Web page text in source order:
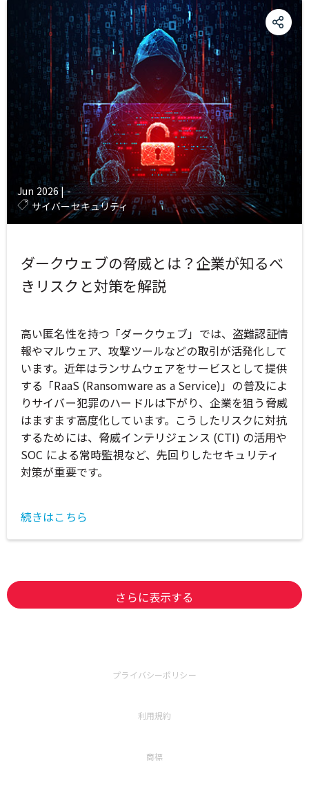
Jun 2026|-
サイバーセキュリティ
ダークウェブの脅威とは？企業が知るべ
きリスクと対策を解説
高い匿名性を持つ「ダークウェブ」では、盗難認証情
報やマルウェア、攻撃ツールなどの取引が活発化して
います。近年はランサムウェアをサービスとして提供
する「RaaS (Ransomware as a Service)」の普及によ
りサイバー犯罪のハードルは下がり、企業を狙う脅威
はますます高度化しています。こうしたリスクに対抗
するためには、脅威インテリジェンス (CTI) の活用や
SOC による常時監視など、先回りしたセキュリティ
対策が重要です。
続きはこちら
さらに表示する
プライバシーポリシー
利用規約
商標